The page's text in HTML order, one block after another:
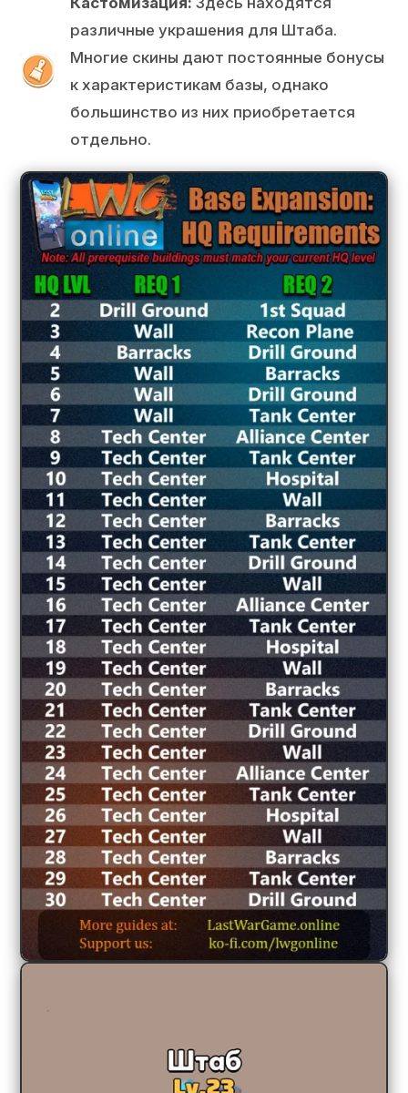
различные украшения для Штаба.
Многие скины дают постоянные бонусы
к характеристикам базы, однако
большинство из них приобретается
отдельно.